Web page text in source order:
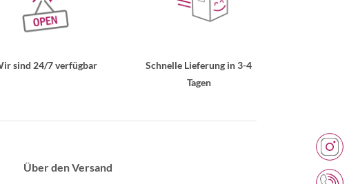
sind 24/7 verfügbar
Schnelle Lieferung in 3-4
Tagen
Über den Versand